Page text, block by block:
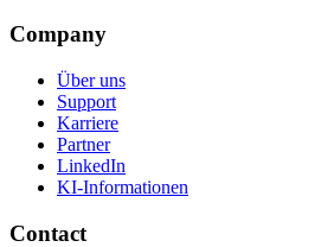
Company
Über uns
Support
Karriere
Partner
LinkedIn
KI-Informationen
Contact